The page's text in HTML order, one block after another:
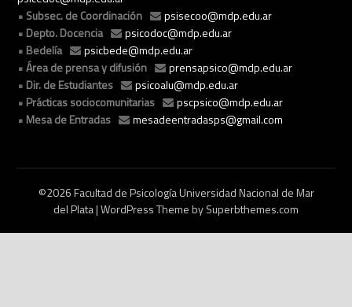
Subsec. de Coordinación
psisecoo@mdp.edu.ar
Depto. Docencia
psicodoc@mdp.edu.ar
Bedelía
psicbede@mdp.edu.ar
Área de prensa y difusión
prensapsico@mdp.edu.ar
Dir. de Estudiantes
psicoalu@mdp.edu.ar
Prácticas sociocomunitarias
pscpsico@mdp.edu.ar
Mesa de Entradas
mesadeentradasps@gmail.com
©2026 Facultad de Psicología Universidad Nacional de Mar
del Plata| WordPress Theme bySuperbthemes.com